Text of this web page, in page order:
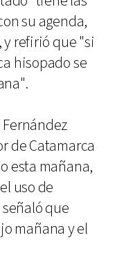
su agenda,
refirió que "si
hisopado se
de Catamarca
esta mañana,
uso de
que
mañana y el